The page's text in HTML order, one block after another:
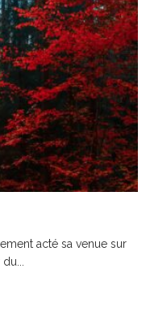
acté sa venue sur
du...